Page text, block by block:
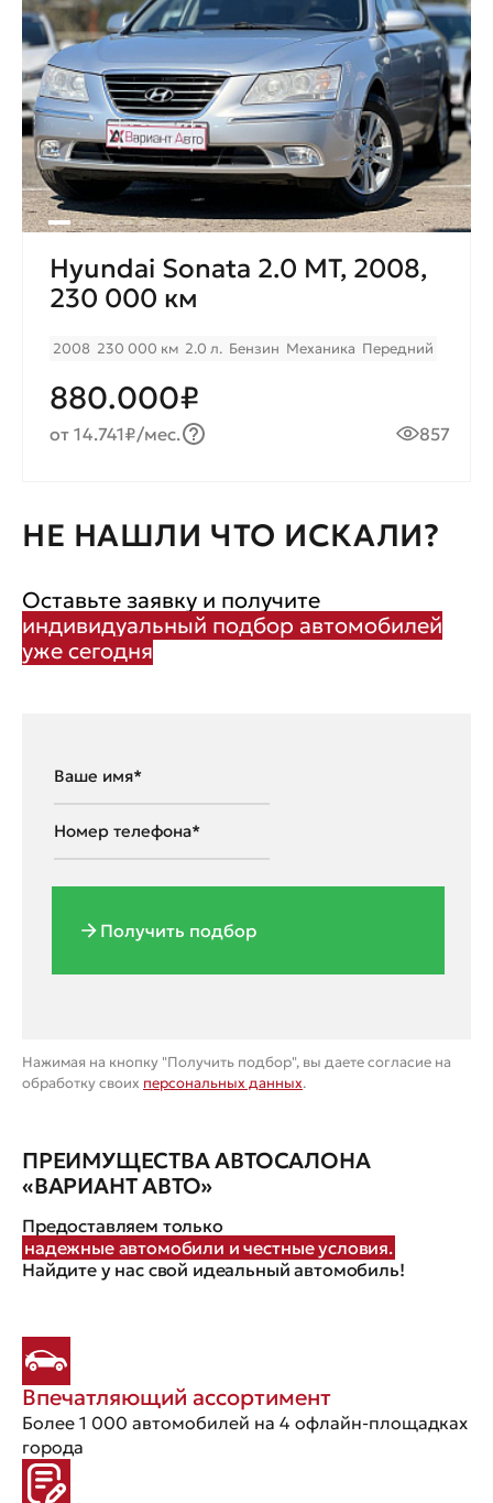
Hyundai Sonata 2.0 МТ, 2008,
230 000 км
2008 230 000 км 2.0 л. Бензин Механика Передний
880.000₽
от 14.741₽/мес. 857
НЕ НАШЛИ ЧТО ИСКАЛИ?
Оставьте заявку и получите
индивидуальный подбор автомобилей
уже сегодня
Получить подбор
Нажимая на кнопку "Получить подбор", вы даете согласие на
обработку своих персональных данных.
ПРЕИМУЩЕСТВА АВТОСАЛОНА
«ВАРИАНТ АВТО»
Предоставляем только
надежные автомобили и честные условия.
Найдите у нас свой идеальный автомобиль!
Впечатляющий ассортимент
Более 1 000 автомобилей на 4 офлайн-площадках
города